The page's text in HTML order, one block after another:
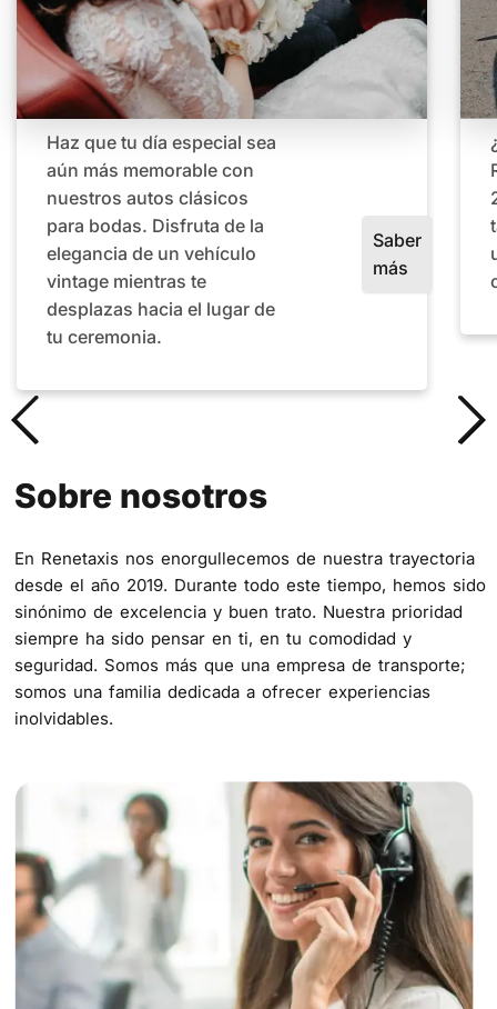
Haz que tu día especial sea
aún más memorable con
nuestros autos clásicos
para bodas. Disfruta de la
elegancia de un vehículo
vintage mientras te
desplazas hacia el lugar de
tu ceremonia.
Saber
más
Sobre nosotros
En Renetaxis nos enorgullecemos de nuestra trayectoria
desde el año 2019. Durante todo este tiempo, hemos sido
sinónimo de excelencia y buen trato. Nuestra prioridad
siempre ha sido pensar en ti, en tu comodidad y
seguridad. Somos más que una empresa de transporte;
somos una familia dedicada a ofrecer experiencias
inolvidables.